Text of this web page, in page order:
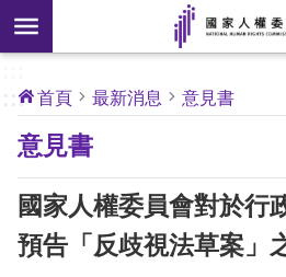
前往主要內容區塊
搜
尋
開
新
]
核
心
人
權
公
約
關
:::
首頁 最新消息 意見書
意見書
國家人權委員會對於行
預告「反歧視法草案」